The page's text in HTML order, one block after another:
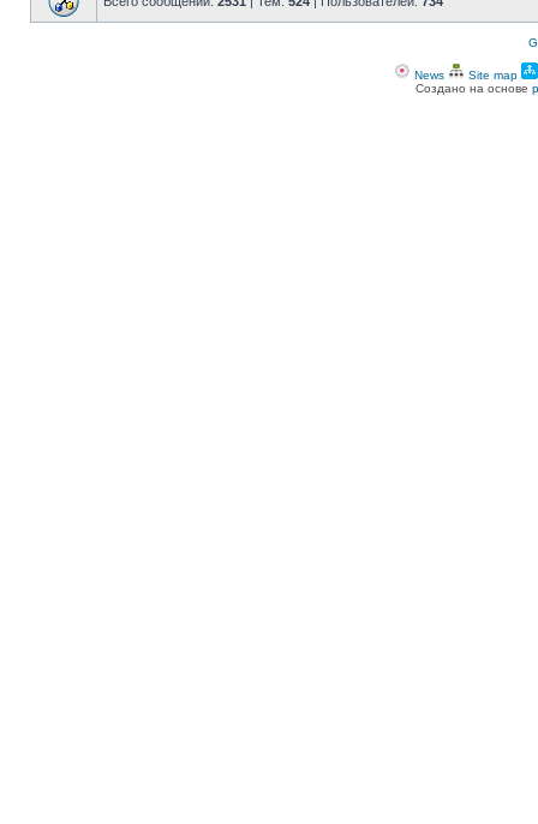
News Site map
Создано на основе